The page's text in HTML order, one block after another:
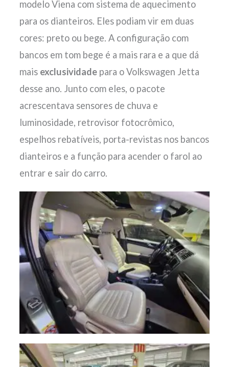
modelo Viena com sistema de aquecimento
para os dianteiros. Eles podiam vir em duas
cores: preto ou bege. A configuração com
bancos em tom bege é a mais rara e a que dá
mais exclusividade para o Volkswagen Jetta
desse ano. Junto com eles, o pacote
acrescentava sensores de chuva e
luminosidade, retrovisor fotocrômico,
espelhos rebatíveis, porta-revistas nos bancos
dianteiros e a função para acender o farol ao
entrar e sair do carro.